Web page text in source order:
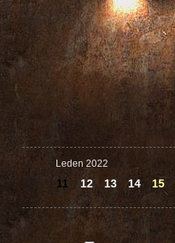
Leden 2022
11 12 13 14 15